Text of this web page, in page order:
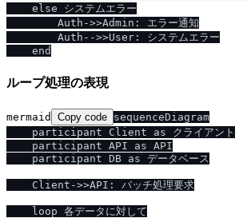
    else システムエラー
        Auth->>Admin: エラー通知
        Auth-->>User: システムエラー
ループ処理の表現
mermaid Copy code sequenceDiagram
    participant Client as クライアント
    participant API as API
    participant DB as データベース
    Client->>API: バッチ処理要求
    loop 各データに対して